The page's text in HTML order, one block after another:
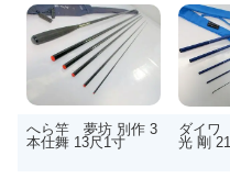
へら竿 夢坊 別作 3
本仕舞 13尺1寸
ダイ
光 剛 21